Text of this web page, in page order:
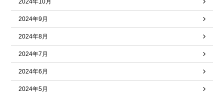
2024年10月
2024年9月
2024年8月
2024年7月
2024年6月
2024年5月